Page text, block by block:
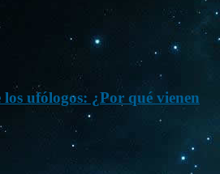
ufólogos: ¿Por qué vienen